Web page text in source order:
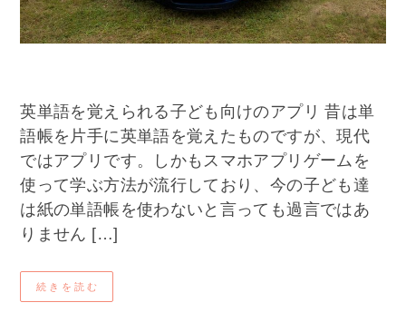
英単語を覚えられる子ども向けのアプリ 昔は単
語帳を片手に英単語を覚えたものですが、現代
ではアプリです。しかもスマホアプリゲームを
使って学ぶ方法が流行しており、今の子ども達
は紙の単語帳を使わないと言っても過言ではあ
りません […]
続きを読む